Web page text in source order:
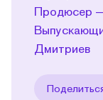
Продюсер
Дмитриев